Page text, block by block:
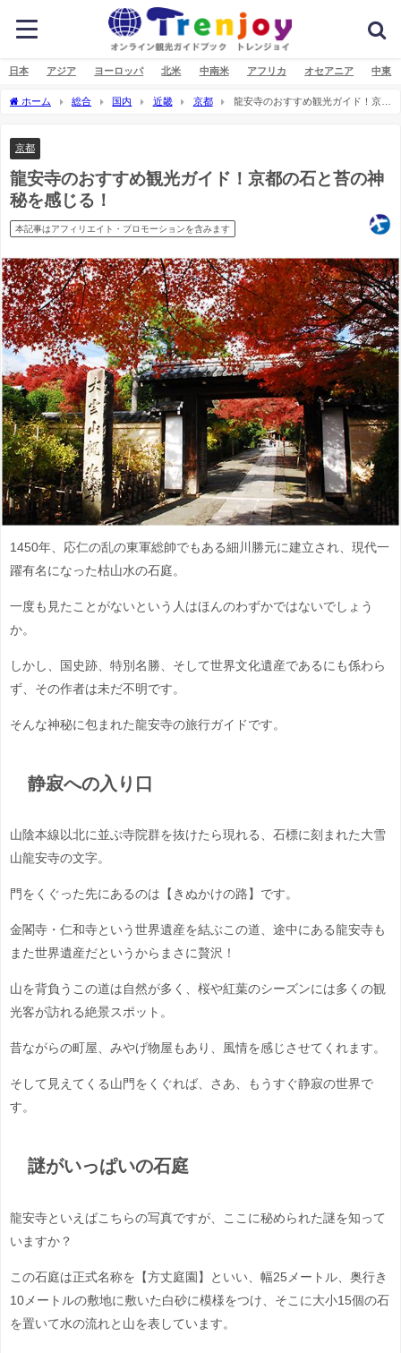
日本 アジア ヨーロッパ 北米 中南米 アフリカ オセアニア 中東
ホーム 総合 国内 近畿 京都
龍安寺のおすすめ観光ガイド！京都
京都
龍安寺のおすすめ観光ガイド！京都の石と苔の神
秘を感じる！
本記事はアフィリエイト・プロモーションを含みます
1450年、応仁の乱の東軍総帥でもある細川勝元に建立され、現代一
躍有名になった枯山水の石庭。
一度も見たことがないという人はほんのわずかではないでしょう
か。
しかし、国史跡、特別名勝、そして世界文化遺産であるにも係わら
ず、その作者は未だ不明です。
そんな神秘に包まれた龍安寺の旅行ガイドです。
静寂への入り口
山陰本線以北に並ぶ寺院群を抜けたら現れる、石標に刻まれた大雪
山龍安寺の文字。
門をくぐった先にあるのは【きぬかけの路】です。
金閣寺・仁和寺という世界遺産を結ぶこの道、途中にある龍安寺も
また世界遺産だというからまさに贅沢！
山を背負うこの道は自然が多く、桜や紅葉のシーズンには多くの観
光客が訪れる絶景スポット。
昔ながらの町屋、みやげ物屋もあり、風情を感じさせてくれます。
そして見えてくる山門をくぐれば、さあ、もうすぐ静寂の世界で
す。
謎がいっぱいの石庭
龍安寺といえばこちらの写真ですが、ここに秘められた謎を知って
いますか？
この石庭は正式名称を【方丈庭園】といい、幅25メートル、奥行き
10メートルの敷地に敷いた白砂に模様をつけ、そこに大小15個の石
を置いて水の流れと山を表しています。